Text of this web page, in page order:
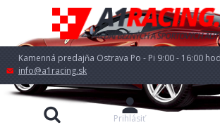
Kamenná predajňa Ostrava Po - Pi 9:00 - 16:00
info@a1racing.sk
Prihlásiť